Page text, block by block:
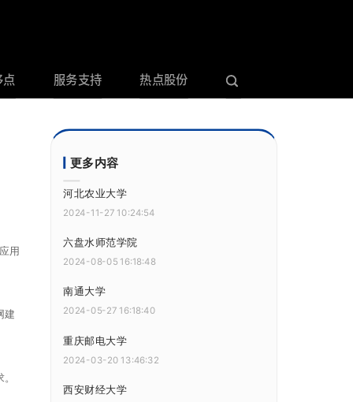
服务支持 热点股份
用
建
更多内容
河北农业大学
2024-11-27 10:24:54
六盘水师范学院
2024-08-05 16:18:48
南通大学
2024-05-27 16:18:40
重庆邮电大学
2024-03-20 13:46:32
西安财经大学